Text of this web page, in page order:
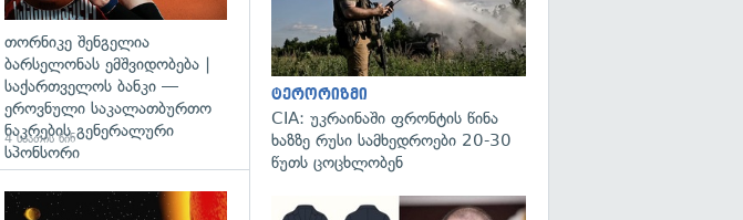
თორნიკე შენგელია
ბარსელონას ემშვიდობება |
საქართველოს ბანკი —
ეროვნული საკალათბურთო
ნაკრების გენერალური
სპონსორი
4 საათის წინ
გადახედვა გადახედვა
ტერორიზმი
CIA: უკრაინაში ფრონტის წინა
ხაზზე რუსი სამხედროები 20-30
წუთს ცოცხლობენ